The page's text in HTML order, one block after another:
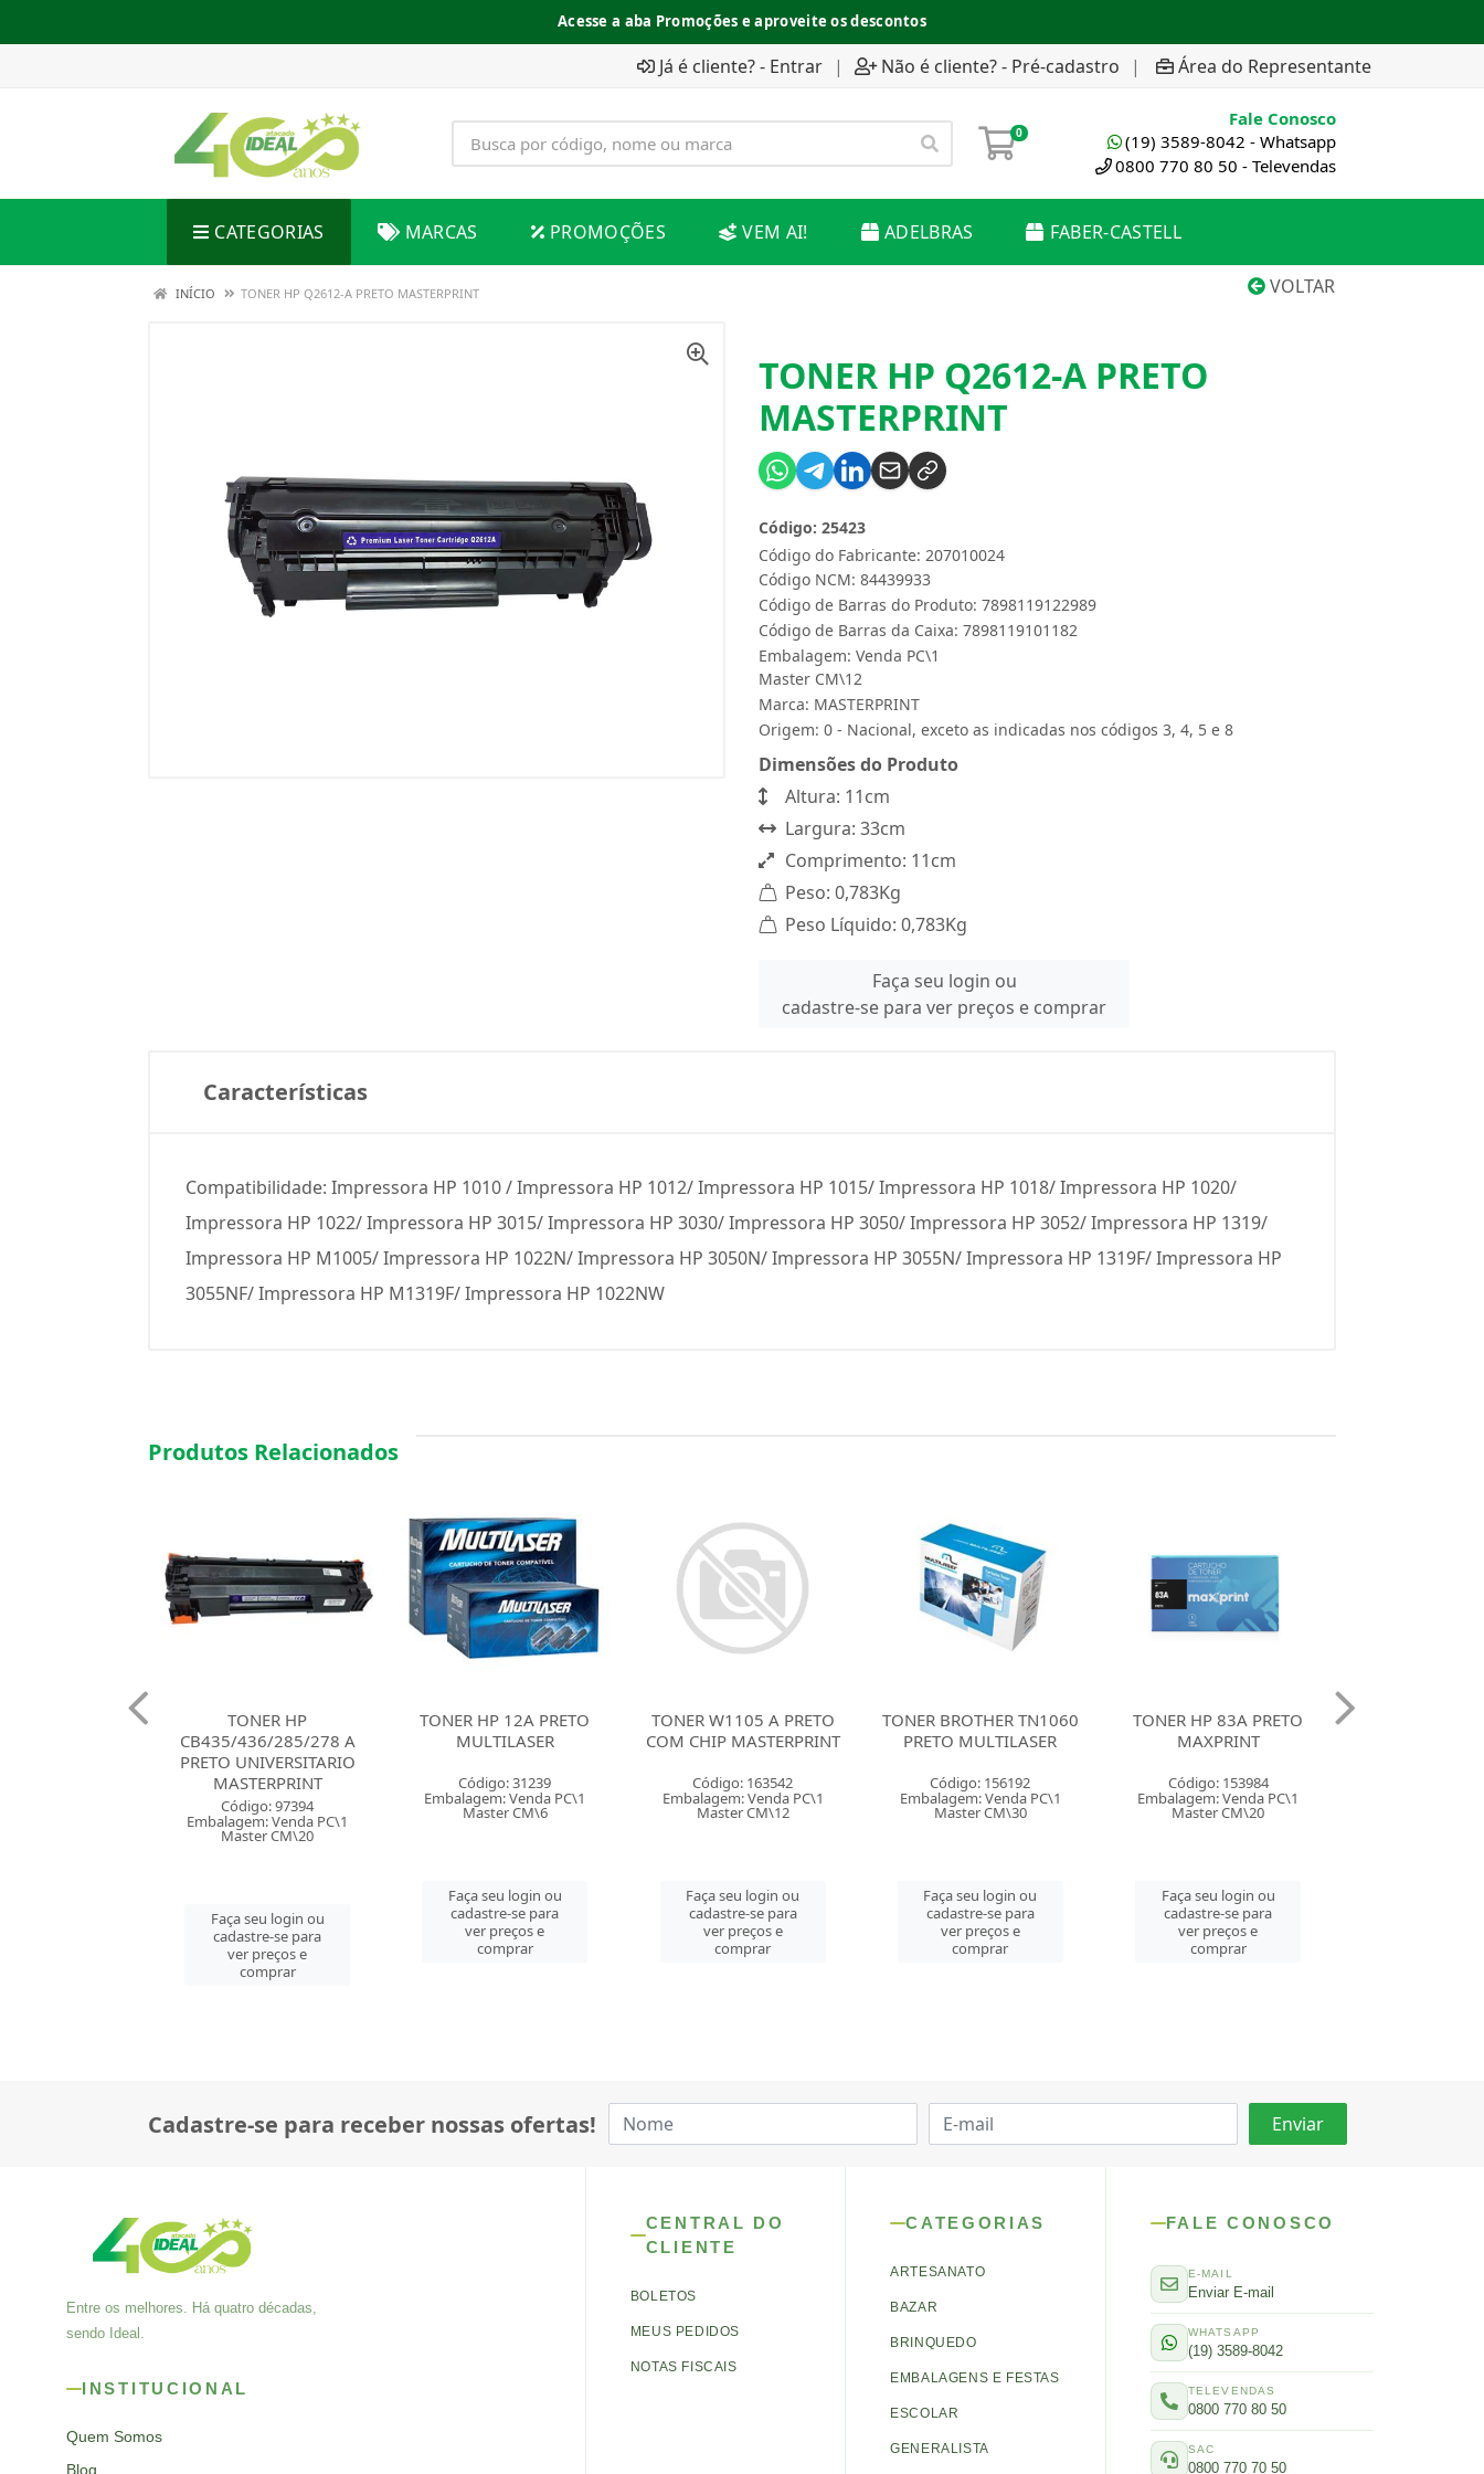
Acesse a aba Promoções e aproveite os descontos
Já é cliente? - Entrar | Não é cliente? - Pré-cadastro | Área do Representante
0
Fale Conosco
(19) 3589-8042 - Whatsapp
0800 770 80 50 - Televendas
CATEGORIAS MARCAS PROMOÇÕES VEM AI! ADELBRAS FABER-CASTELL
VOLTAR
INÍCIO TONER HP Q2612-A PRETO MASTERPRINT
TONER HP Q2612-A PRETO
MASTERPRINT
Código do Fabricante: 207010024
Código: 25423
Código NCM: 84439933
Código de Barras do Produto: 7898119122989
Código de Barras da Caixa: 7898119101182
Embalagem: Venda PC\1
Master CM\12
Marca: MASTERPRINT
Origem: 0 - Nacional, exceto as indicadas nos códigos 3, 4, 5 e 8
Dimensões do Produto
Altura: 11cm
Largura: 33cm
Comprimento: 11cm
Peso: 0,783Kg
Peso Líquido: 0,783Kg
Faça seu login ou
cadastre-se para ver preços e comprar
Características
Compatibilidade: Impressora HP 1010 / Impressora HP 1012/ Impressora HP 1015/ Impressora HP 1018/ Impressora HP 1020/
Impressora HP 1022/ Impressora HP 3015/ Impressora HP 3030/ Impressora HP 3050/ Impressora HP 3052/ Impressora HP 1319/
Impressora HP M1005/ Impressora HP 1022N/ Impressora HP 3050N/ Impressora HP 3055N/ Impressora HP 1319F/ Impressora HP
3055NF/ Impressora HP M1319F/ Impressora HP 1022NW
Produtos Relacionados
TONER HP 12A PRETO
MULTILASER
Código: 31239
Embalagem: Venda PC\1
Master CM\6
cadastre-se para
ver preços e
comprar
TONER W1105 A PRETO
COM CHIP MASTERPRINT
Código: 163542
Embalagem: Venda PC\1
Master CM\12
Faça seu login ou
cadastre-se para
ver preços e
comprar
TONER BROTHER TN1060
PRETO MULTILASER
Código: 156192
Embalagem: Venda PC\1
Master CM\30
Faça seu login ou
cadastre-se para
ver preços e
comprar
TONER HP 83A PRETO
MAXPRINT
Código: 153984
Embalagem: Venda PC\1
Master CM\20
Faça seu login ou
cadastre-se para
ver preços e
comprar
TONER HP 85A PRETO
MAXPRINT
Código: 153983
Embalagem: Venda PC\1
Master CM\20
Faça seu login ou
cadastre-se para
ver preços e
comprar
Cadastre-se para receber nossas ofertas!
Entre os melhores. Há quatro décadas,
sendo Ideal.
INSTITUCIONAL
Quem Somos
Blog
CENTRAL DO
CLIENTE
BOLETOS
MEUS PEDIDOS
NOTAS FISCAIS
CATEGORIAS
ARTESANATO
BAZAR
BRINQUEDO
EMBALAGENS E FESTAS
ESCOLAR
GENERALISTA
FALE CONOSCO
E-MAIL
Enviar E-mail
WHATSAPP
(19) 3589-8042
TELEVENDAS
0800 770 80 50
SAC
0800 770 70 50